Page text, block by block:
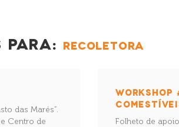
PARA: RECOLETORA
das Marés”.
Centro de
WORKSHOP
Folheto de